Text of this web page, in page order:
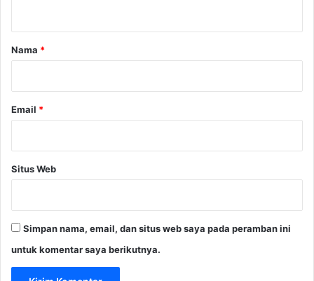
rNama *
Email *
Situs Web
Simpan nama, email, dan situs web saya pada peramban ini
untuk komentar saya berikutnya.